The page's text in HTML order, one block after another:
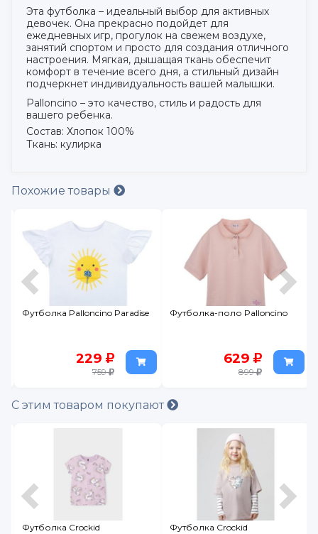
Эта футболка – идеальный выбор для активных
девочек. Она прекрасно подойдет для
ежедневных игр, прогулок на свежем воздухе,
занятий спортом и просто для создания отличного
настроения. Мягкая, дышащая ткань обеспечит
комфорт в течение всего дня, а стильный дизайн
подчеркнет индивидуальность вашей малышки.
Palloncino – это качество, стиль и радость для
вашего ребенка.
Состав: Хлопок 100%
Ткань: кулирка
Похожие товары
Футболка Palloncino Paradise
229
759
Футболка-поло Palloncino
629
899
С этим товаром покупают
Футболка Crockid Футболка Crockid